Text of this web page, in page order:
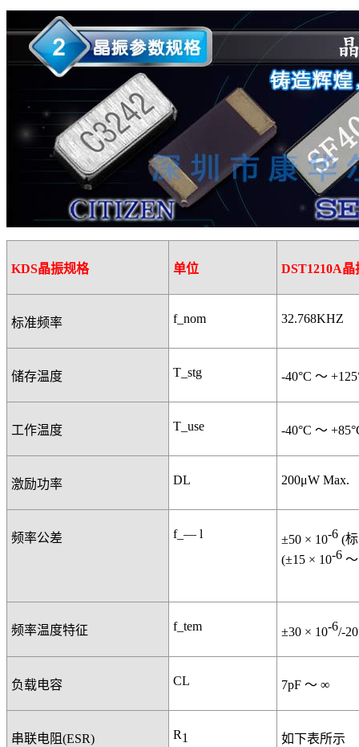
KDS晶振规格 单位 DST1210A晶
标准频率 f_nom 32.768KHZ
储存温度 T_stg -40°C ～
工作温度 T_use -40°C ～
激励功率 DL 200μW Max.
频率公差 f_— l ±50 × 10-6 (
(±15 × 10-6 ～
频率温度特征 f_tem ±30 × 10-6/-
负载电容 CL 7pF ～ ∞
串联电阻(ESR) R1 如下表所示